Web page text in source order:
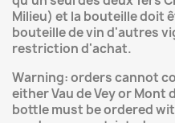
Milieu) et la bouteille doit
bouteille de vin d'autres
restriction d'achat.
Warning: orders cannot
either Vau de Vey or Mont
bottle must be ordered